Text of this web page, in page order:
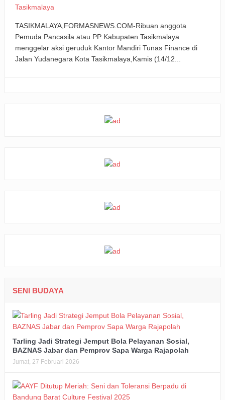
TASIKMALAYA,FORMASNEWS.COM-Ribuan anggota
Pemuda Pancasila atau PP Kabupaten Tasikmalaya
menggelar aksi geruduk Kantor Mandiri Tunas Finance di
Jalan Yudanegara Kota Tasikmalaya,Kamis (14/12...
SENI BUDAYA
Tarling Jadi Strategi Jemput Bola Pelayanan Sosial,
BAZNAS Jabar dan Pemprov Sapa Warga Rajapolah
Jumat, 27 Februari 2026